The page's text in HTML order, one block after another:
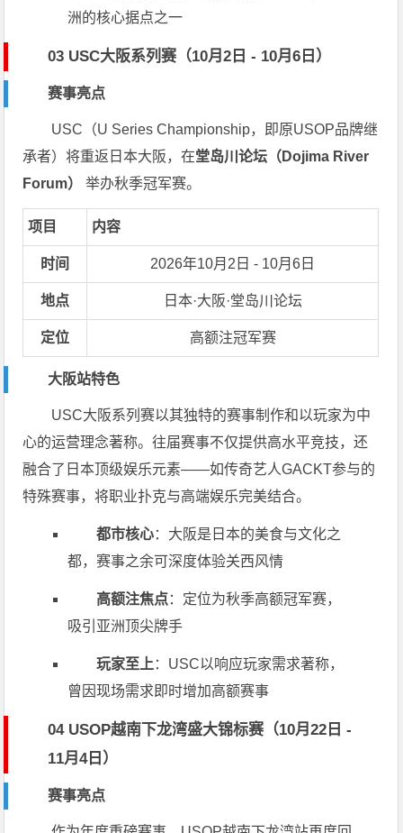
洲的核心据点之一
03 USC大阪系列赛（10月2日 - 10月6日）
赛事亮点
USC（U Series Championship，即原USOP品牌继
承者）将重返日本大阪，在堂岛川论坛（Dojima River
Forum）
举办秋季冠军赛。
项目 内容
时间 2026年10月2日 - 10月6日
地点 日本·大阪·堂岛川论坛
定位 高额注冠军赛
大阪站特色
USC大阪系列赛以其独特的赛事制作和以玩家为中
心的运营理念著称。往届赛事不仅提供高水平竞技，还
融合了日本顶级娱乐元素——如传奇艺人GACKT参与的
特殊赛事，将职业扑克与高端娱乐完美结合。
都市核心：大阪是日本的美食与文化之
都，赛事之余可深度体验关西风情
高额注焦点：定位为秋季高额冠军赛，
吸引亚洲顶尖牌手
玩家至上 ：USC以响应玩家需求著称，
曾因现场需求即时增加高额赛事
04 USOP越南下龙湾盛大锦标赛（10月22日 -
11月4日）
赛事亮点